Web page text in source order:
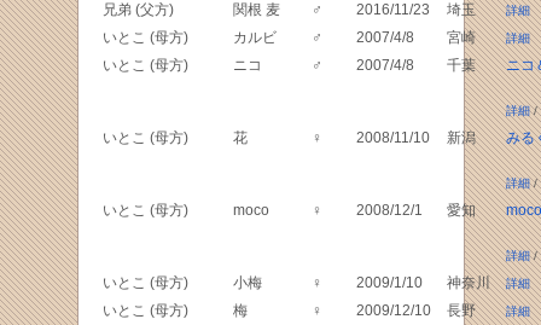
兄弟 (父方) 関根 麦 ♂ 2016/11/23 埼玉 詳細
いとこ (母方) カルビ ♂ 2007/4/8 宮崎 詳細
いとこ (母方) ニコ ♂ 2007/4/8 千葉 ニコ
詳細/
いとこ (母方) 花 ♀ 2008/11/10 新潟 みる
詳細/
いとこ (母方) moco ♀ 2008/12/1 愛知
詳細/
いとこ (母方) 小梅 ♀ 2009/1/10 神奈川 詳細
いとこ (母方) 梅 ♀ 2009/12/10 長野 詳細